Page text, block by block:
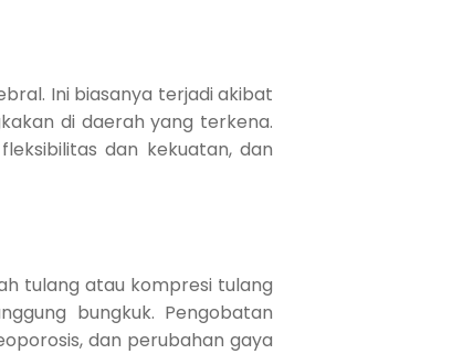
Ini biasanya terjadi akibat
di daerah yang terkena.
dan kekuatan, dan
tulang atau kompresi tulang
bungkuk. Pengobatan
dan perubahan gaya